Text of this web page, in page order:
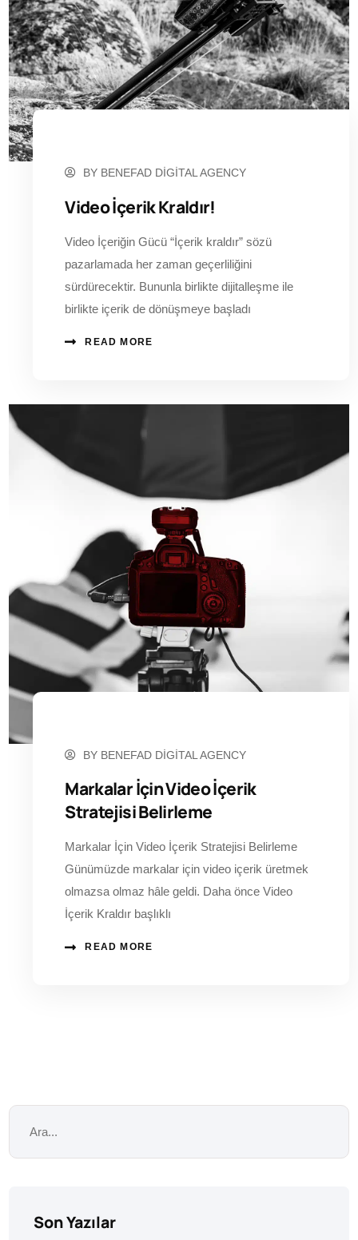
BY BENEFAD DIGITAL AGENCY
Video İçerik Kraldır!
Video İçeriğin Gücü “İçerik kraldır” sözü
pazarlamada her zaman geçerliliğini
sürdürecektir. Bununla birlikte dijitalleşme ile
birlikte içerik de dönüşmeye başladı
READ MORE
BY BENEFAD DIGITAL AGENCY
Markalar İçin Video İçerik
Stratejisi Belirleme
Markalar İçin Video İçerik Stratejisi Belirleme
Günümüzde markalar için video içerik üretmek
olmazsa olmaz hâle geldi. Daha önce Video
İçerik Kraldır başlıklı
READ MORE
Son Yazılar